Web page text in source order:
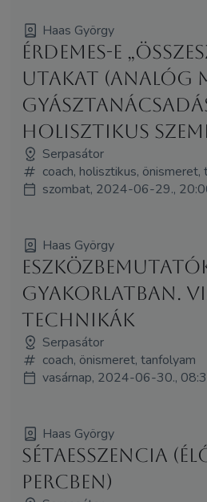
Haas György
Érdemes-e
utakat (analóg
holisztikus
Serpasátor
coach, holisztikus, önismeret,
szombat, 2024-06-29.,
Haas György
gyakorlatban.
technikák
Serpasátor
coach, önismeret, tanfolyam
vasárnap, 2024-06-30.,
Haas György
Sétaesszencia
percben)